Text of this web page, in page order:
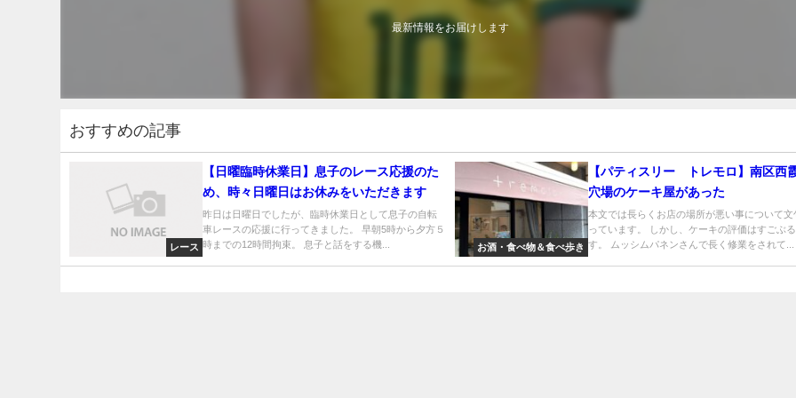
最新情報をお届けします
おすすめの記事
レース
【日曜臨時休業日】息子のレース応援のた
め、時々日曜日はお休みをいただきます
昨日は日曜日でしたが、臨時休業日として息子の自転
車レースの応援に行ってきました。 早朝5時から夕方５
時までの12時間拘束。 息子と話をする機...
お酒・食べ物＆食べ歩き
【パティスリー トレモロ】南区西
穴場のケーキ屋があった
本文では長らくお店の場所が悪い事について文
っています。 しかし、ケーキの評価はすごぶ
す。 ムッシムパネンさんで長く修業をされて...